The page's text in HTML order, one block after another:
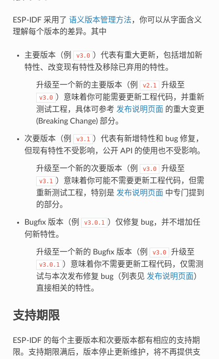
ESP-IDF 采用了 语义版本管理方法，你可以从字面含义
理解每个版本的差异。其中
主要版本（例 v3.0 ）代表有重大更新，包括增加新
特性、改变现有特性及移除已弃用的特性。
升级至一个新的主要版本（例 v2.1 升级至
v3.0 ）意味着你可能需要更新工程代码，并重新
测试工程，具体可参考 发布说明页面 的重大变更
(Breaking Change) 部分。
次要版本（例 v3.1 ）代表有新增特性和 bug 修复，
但现有特性不受影响，公开 API 的使用也不受影响。
升级至一个新的次要版本（例 v3.0 升级至
v3.1 ）意味着你可能不需要更新工程代码，但需
重新测试工程，特别是 发布说明页面 中专门提到
的部分。
Bugfix 版本（例 v3.0.1 ）仅修复 bug，并不增加任
何新特性。
升级至一个新的 Bugfix 版本（例 v3.0 升级至
v3.0.1 ）意味着你不需要更新工程代码，仅需测
试与本次发布修复 bug（列表见 发布说明页面）
直接相关的特性。
支持期限
ESP-IDF 的每个主要版本和次要版本都有相应的支持期
限。支持期限满后，版本停止更新维护，将不再提供支